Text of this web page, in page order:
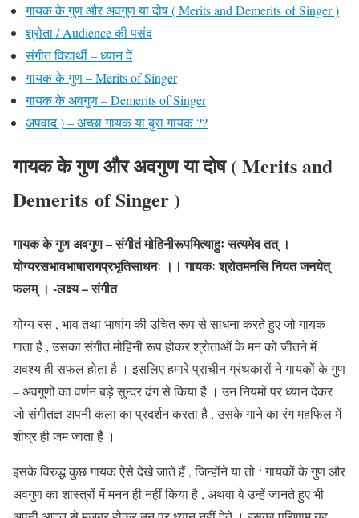
गायक के गुण और अवगुण या दोष ( Merits and Demerits of Singer )
श्रोता / Audience की पसंद
संगीत विद्यार्थी – ध्यान दें
गायक के गुण – Merits of Singer
गायक के अवगुण – Demerits of Singer
अपवाद ) – अच्छा गायक या बुरा गायक ??
गायक के गुण और अवगुण या दोष( Merits and
Demerits of Singer )
गायक के गुण अवगुण – संगीतं मोहिनीरूपमित्याहुः सत्यमेव तत् ।
योग्यरसभावभाषारागप्रभृतिसाधनः ।। गायकः श्रोतमनसि नियत जनयेत्
फलम् । -लक्ष्य – संगीत
योग्य रस , भाव तथा भाषांग की उचित रूप से साधना करते हुए जो गायक
गाता है , उसका संगीत मोहिनी रूप होकर श्रोताओं के मन को जीतने में
अवश्य ही सफल होता है । इसलिए हमारे प्राचीन ग्रंथकारों ने गायकों के गुण
– अवगुणों का वर्णन बड़े सुन्दर ढंग से किया है । उन नियमों पर ध्यान देकर
जो संगीतज्ञ अपनी कला का प्रदर्शन करता है , उसके गाने का रंग महफिल में
शीघ्र ही जम जाता है ।
इसके विरुद्ध कुछ गायक ऐसे देखे जाते हैं , जिन्होंने या तो ‘ गायकों के गुण और
अवगुण का शास्त्रों में मनन ही नहीं किया है , अथवा वे उन्हें जानते हुए भी